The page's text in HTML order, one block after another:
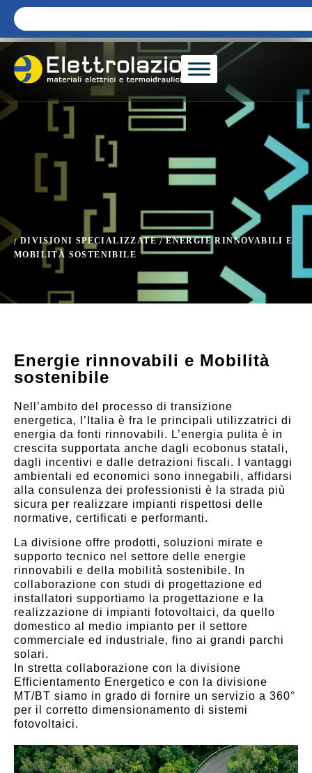
/ DIVISIONI SPECIALIZZATE / ENERGIE RINNOVABILI E
MOBILITÀ SOSTENIBILE
Energie rinnovabili e Mobilità
sostenibile
Nell’ambito del processo di transizione
energetica, l’Italia è fra le principali utilizzatrici di
energia da fonti rinnovabili. L’energia pulita è in
crescita supportata anche dagli ecobonus statali,
dagli incentivi e dalle detrazioni fiscali. I vantaggi
ambientali ed economici sono innegabili, affidarsi
alla consulenza dei professionisti è la strada più
sicura per realizzare impianti rispettosi delle
normative, certificati e performanti.
La divisione offre prodotti, soluzioni mirate e
supporto tecnico nel settore delle energie
rinnovabili e della mobilità sostenibile. In
collaborazione con studi di progettazione ed
installatori supportiamo la progettazione e la
realizzazione di impianti fotovoltaici, da quello
domestico al medio impianto per il settore
commerciale ed industriale, fino ai grandi parchi
solari.
In stretta collaborazione con la divisione
Efficientamento Energetico e con la divisione
MT/BT siamo in grado di fornire un servizio a 360°
per il corretto dimensionamento di sistemi
fotovoltaici.